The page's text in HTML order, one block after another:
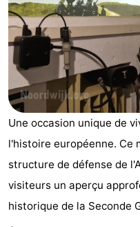
nuit
Campings
Chambre
d'hôtes
Chaumières
-
De
Gouden
Spar
-
De
Noordduinen
-
Duinresort
-
Une occasion unique de
l'histoire européenne. Ce
structure de défense de
visiteurs un aperçu
historique de la Seconde